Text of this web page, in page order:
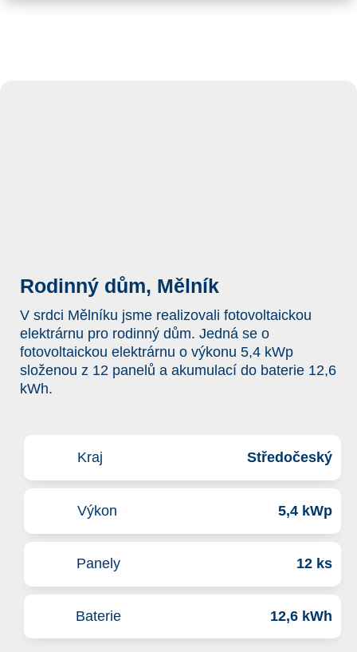
Rodinný dům, Mělník
V srdci Mělníku jsme realizovali fotovoltaickou
elektrárnu pro rodinný dům. Jedná se o
fotovoltaickou elektrárnu o výkonu 5,4 kWp
složenou z 12 panelů a akumulací do baterie 12,6
kWh.
Kraj Středočeský
Výkon 5,4 kWp
Panely 12 ks
Baterie 12,6 kWh